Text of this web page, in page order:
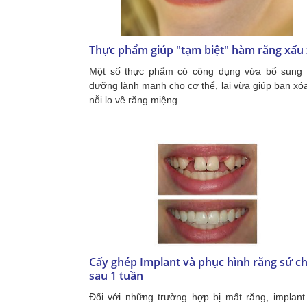
Thực phẩm giúp "tạm biệt" hàm răng xấu
Một số thực phẩm có công dụng vừa bổ sung
dưỡng lành mạnh cho cơ thể, lại vừa giúp bạn
nỗi lo về răng miệng.
Cấy ghép Implant và phục hình răng sứ
sau 1 tuần
Đối với những trường hợp bị mất răng, implant